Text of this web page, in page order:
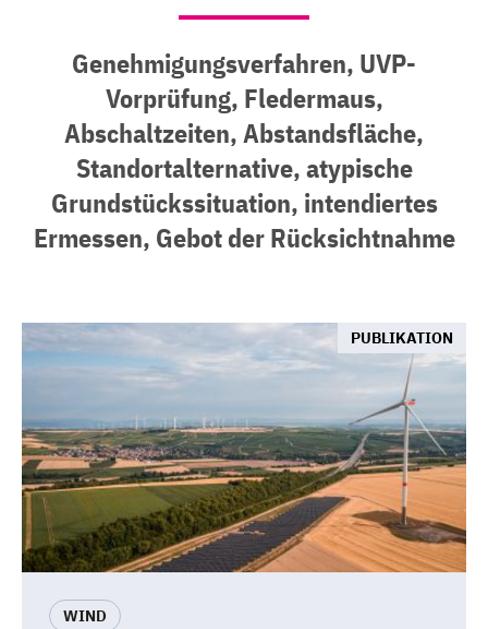
Genehmigungsverfahren, UVP-
Vorprüfung, Fledermaus,
Abschaltzeiten, Abstandsfläche,
Standortalternative, atypische
Grundstückssituation, intendiertes
Ermessen, Gebot der Rücksichtnahme
PUBLIKATION
WIND